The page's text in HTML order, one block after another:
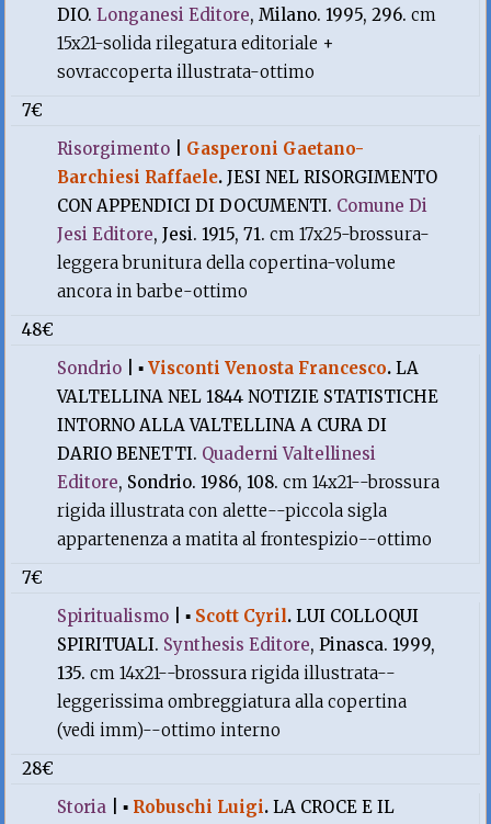
DIO.Longanesi Editore, Milano. 1995, 296.cm
15x21-solida rilegatura editoriale +
sovraccoperta illustrata-ottimo
7€
Risorgimento
Gasperoni Gaetano-
Barchiesi Raffaele.JESI NEL RISORGIMENTO
CON APPENDICI DI DOCUMENTI. Comune Di
Jesi Editore, Jesi. 1915, 71.cm 17x25-brossura-
leggera brunitura della copertina-volume
ancora in barbe-ottimo
48€
Sondrio |▪Visconti Venosta Francesco.LA
VALTELLINA NEL 1844 NOTIZIE STATISTICHE
INTORNO ALLA VALTELLINA A CURA DI
DARIO BENETTI. Quaderni Valtellinesi
Editore, Sondrio. 1986, 108.cm 14x21--brossura
rigida illustrata con alette--piccola sigla
appartenenza a matita al frontespizio--ottimo
7€
Spiritualismo |▪ Scott Cyril.LUI COLLOQUI
SPIRITUALI. Synthesis Editore, Pinasca. 1999,
135.cm 14x21--brossura rigida illustrata--
leggerissima ombreggiatura alla copertina
(vedi imm)--ottimo interno
28€
Storia |▪ Robuschi Luigi.LA CROCE E IL